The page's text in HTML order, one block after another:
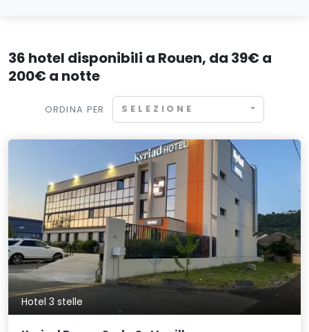
36 hotel disponibili a Rouen, da 39€ a
200€ a notte
ORDINA PER SELEZIONE
Hotel 3 stelle